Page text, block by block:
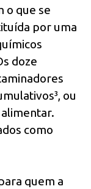
o que se
por uma
doze
ou
alimentar.
como
quem a